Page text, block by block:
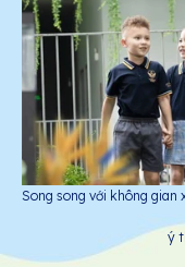
Song song với không gian
ý